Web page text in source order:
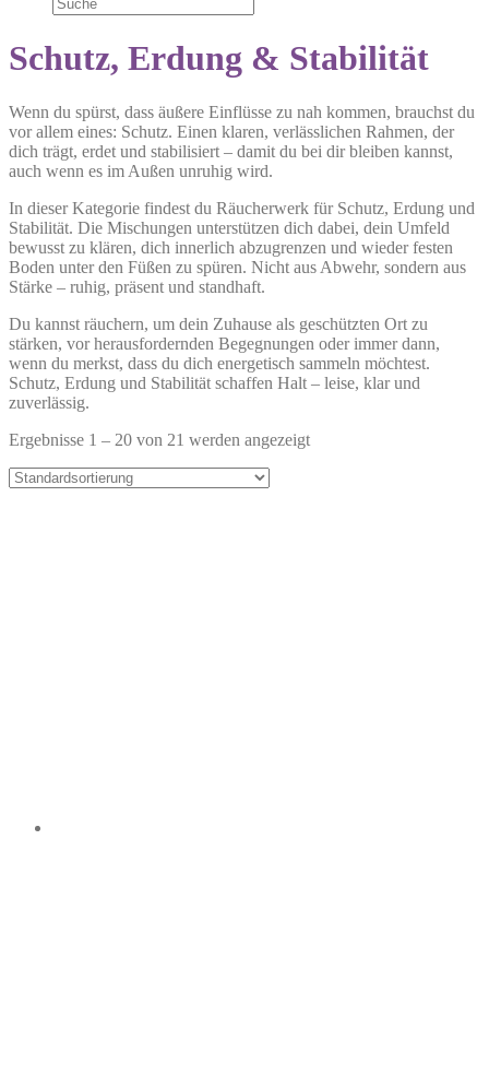
Schutz, Erdung & Stabilität
Wenn du spürst, dass äußere Einflüsse zu nah kommen, brauchst du
vor allem eines: Schutz. Einen klaren, verlässlichen Rahmen, der
dich trägt, erdet und stabilisiert – damit du bei dir bleiben kannst,
auch wenn es im Außen unruhig wird.
In dieser Kategorie findest du Räucherwerk für Schutz, Erdung und
Stabilität. Die Mischungen unterstützen dich dabei, dein Umfeld
bewusst zu klären, dich innerlich abzugrenzen und wieder festen
Boden unter den Füßen zu spüren. Nicht aus Abwehr, sondern aus
Stärke – ruhig, präsent und standhaft.
Du kannst räuchern, um dein Zuhause als geschützten Ort zu
stärken, vor herausfordernden Begegnungen oder immer dann,
wenn du merkst, dass du dich energetisch sammeln möchtest.
Schutz, Erdung und Stabilität schaffen Halt – leise, klar und
zuverlässig.
Ergebnisse 1 – 20 von 21 werden angezeigt